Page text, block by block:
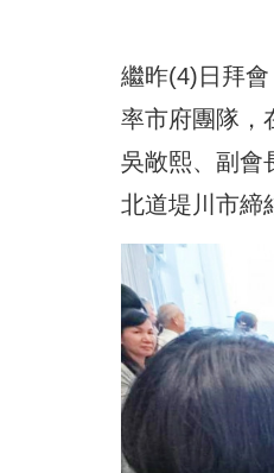
繼昨(4)日拜
率市府團隊，
吳敞熙、副會
北道堤川市締